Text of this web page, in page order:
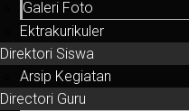
Galeri Foto
Ektrakurikuler
Direktori Siswa
Arsip Kegiatan
Directori Guru